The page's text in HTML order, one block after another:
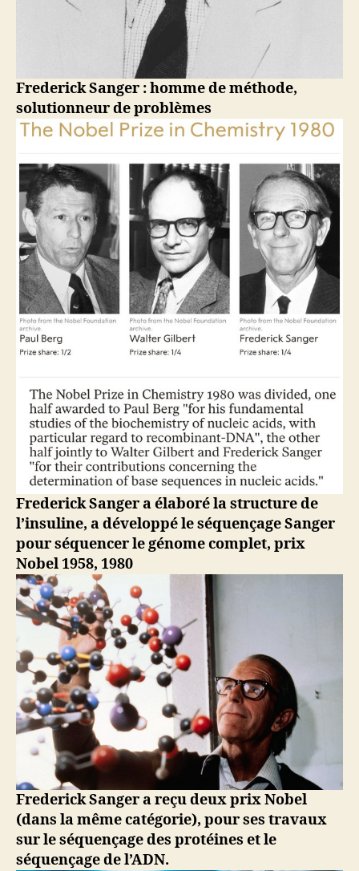
Frederick Sanger : homme de méthode,
solutionneur de problèmes
Frederick Sanger a élaboré la structure de
l’insuline, a développé le séquençage Sanger
pour séquencer le génome complet, prix
Nobel 1958, 1980
Frederick Sanger a reçu deux prix Nobel
(dans la même catégorie), pour ses travaux
sur le séquençage des protéines et le
séquençage de l’ADN.